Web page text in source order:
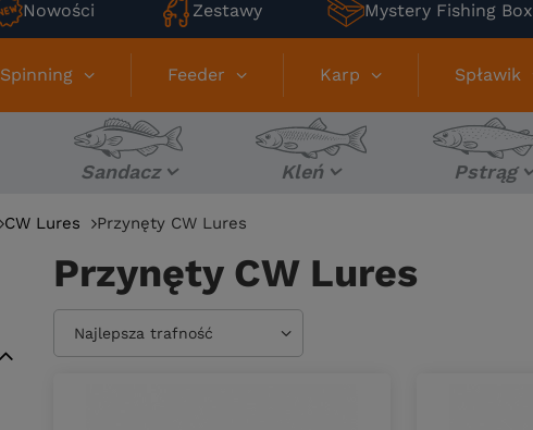
Nowości Zestawy Mystery Fishing Box
Spinning Feeder Karp Spławik
Sandacz Kleń Pstrąg
CW Lures Przynęty CW Lures
Przynęty CW Lures
Zmień sortowanie
Najlepsza trafność